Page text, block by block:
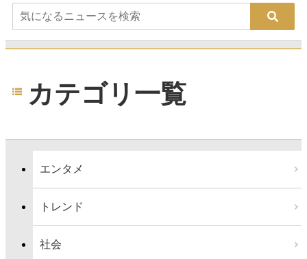
カテゴリ一覧
エンタメ
トレンド
社会